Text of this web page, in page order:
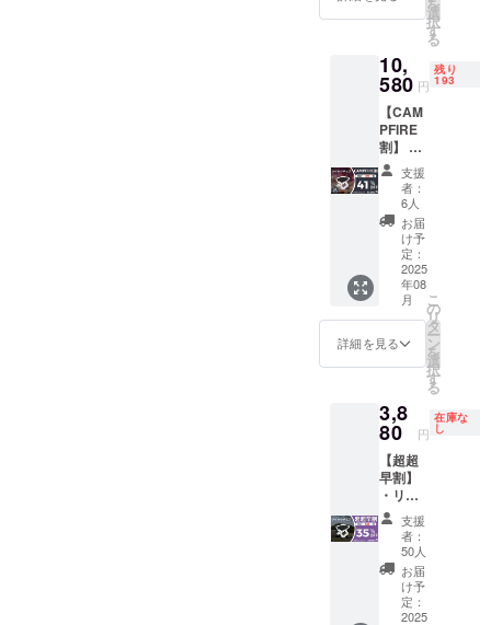
合等に
より出
荷時期
が遅れ
る場合
があり
ます。
※皆様の
支援に
より量
産効率
が向上
した場
合、正
規販売
販売予
定価格
能性も
ござい
ます。
類似商
品が発
生する
可能性
があり
ます。
ご了承
頂いた
上でご
600D
オック
ス生地
（座
面） ※
リター
ンはす
べて
税・送
料込み
の金額
になり
ます。
※ご注文
状況、
使用部
材の供
上の都
合等に
より出
荷時期
が遅れ
る場合
があり
ます。
※皆様の
支援に
より量
産効率
円 サイ
ズ：
.5*22c
m（展
開
時）、
29.5*10
.5*4.5c
m（収
納時）
重量：
約300g
耐荷
重：約
90Kg 素
材：ア
ルミニ
ウム合
600D
オック
ス生地
（座
面） ※
リター
ンはす
べて
税・送
料込み
の金額
になり
選
択
す
る
10,
580 円
残り
193
【CAM
PFIRE
割】 ・
リター
ン内
容：ク
イック
チェア
×３セッ
ト ・一
般販売
予定価
格：
17,940
円 サイ
ズ：
.5*22c
m（展
開
時）、
29.5*10
.5*4.5c
m（収
納時）
重量：
約300g
耐荷
重：約
支援
者：
6人
お届
け予
定：
2025
年08
月
詳細を見る
こ
の
リ
タ
ー
ン
を
選
択
す
る
3,8
80 円
在庫な
し
【超超
早割】
・リ
ターン
内容：
クイッ
クチェ
ア ×１
セット
・一般
支援
者：
50人
お届
け予
定：
2025